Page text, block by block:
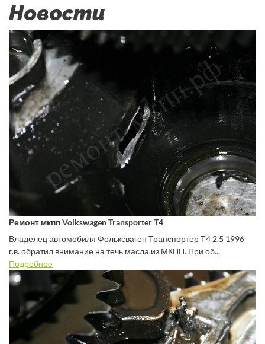
Новости
Ремонт мкпп Volkswagen Transporter T4
Владелец автомобиля Фольксваген Транспортер Т4 2.5 1996
г.в. обратил внимание на течь масла из МКПП. При об...
Подробнее